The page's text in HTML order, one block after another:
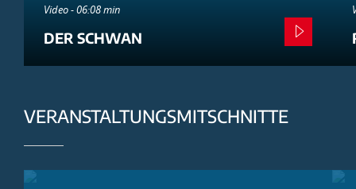
Video - 06:08 min
DER SCHWAN
VERANSTALTUNGSMITSCHNITTE